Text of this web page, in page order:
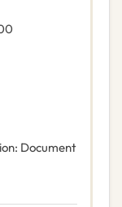
: Document